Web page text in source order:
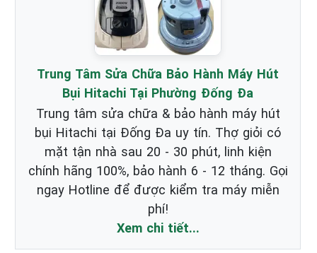
Trung Tâm Sửa Chữa Bảo Hành Máy Hút
Bụi Hitachi Tại Phường Đống Đa
Trung tâm sửa chữa & bảo hành máy hút
bụi Hitachi tại Đống Đa uy tín. Thợ giỏi có
mặt tận nhà sau 20 - 30 phút, linh kiện
chính hãng 100%, bảo hành 6 - 12 tháng. Gọi
ngay Hotline để được kiểm tra máy miễn
phí!
Xem chi tiết...